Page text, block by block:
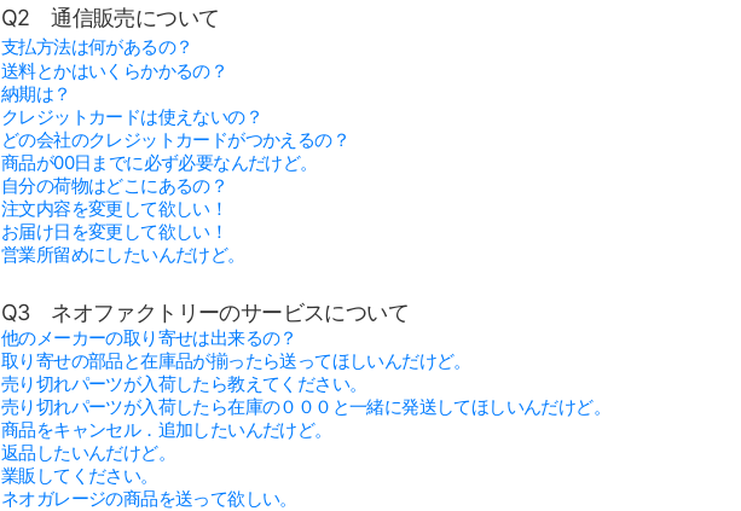
Q2 通信販売について
支払方法は何があるの？
送料とかはいくらかかるの？
納期は？
クレジットカードは使えないの？
どの会社のクレジットカードがつかえるの？
商品が00日までに必ず必要なんだけど。
自分の荷物はどこにあるの？
注文内容を変更して欲しい！
お届け日を変更して欲しい！
営業所留めにしたいんだけど。
Q3 ネオファクトリーのサービスについて
他のメーカーの取り寄せは出来るの？
取り寄せの部品と在庫品が揃ったら送ってほしいんだけど。
売り切れパーツが入荷したら教えてください。
売り切れパーツが入荷したら在庫の０００と一緒に発送してほしいんだけど。
商品をキャンセル．追加したいんだけど。
返品したいんだけど。
業販してください。
ネオガレージの商品を送って欲しい。